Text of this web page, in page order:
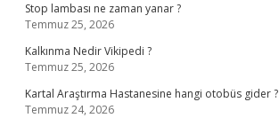
Stop lambası ne zaman yanar ?
Temmuz 25, 2026
Kalkınma Nedir Vikipedi ?
Temmuz 25, 2026
Kartal Araştırma Hastanesine hangi otobüs gider ?
Temmuz 24, 2026